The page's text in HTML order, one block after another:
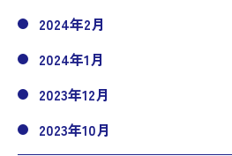
2024年2月
2024年1月
2023年12月
2023年10月